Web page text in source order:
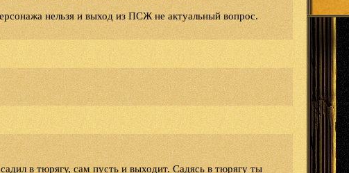
нельзя и выход из ПСЖ не актуальный вопрос.
в тюрягу, сам пусть и выходит. Садясь в тюрягу ты